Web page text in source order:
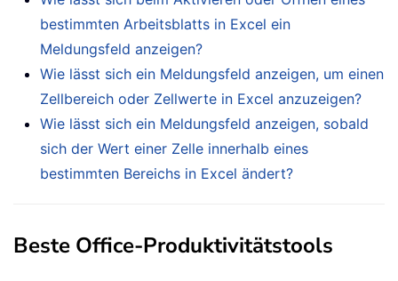
bestimmten Arbeitsblatts in Excel ein
Meldungsfeld anzeigen?
Wie lässt sich ein Meldungsfeld anzeigen, um einen
Zellbereich oder Zellwerte in Excel anzuzeigen?
Wie lässt sich ein Meldungsfeld anzeigen, sobald
sich der Wert einer Zelle innerhalb eines
bestimmten Bereichs in Excel ändert?
Beste Office-Produktivitätstools